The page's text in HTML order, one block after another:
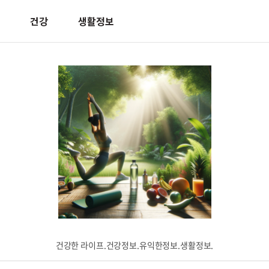
건강 생활정보
건강한 라이프.건강정보.유익한정보.생활정보.